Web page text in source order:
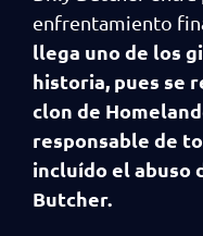
enfrentamiento
llega uno de los
historia, pues se
clon de
responsable de
incluído el abuso
Butcher.